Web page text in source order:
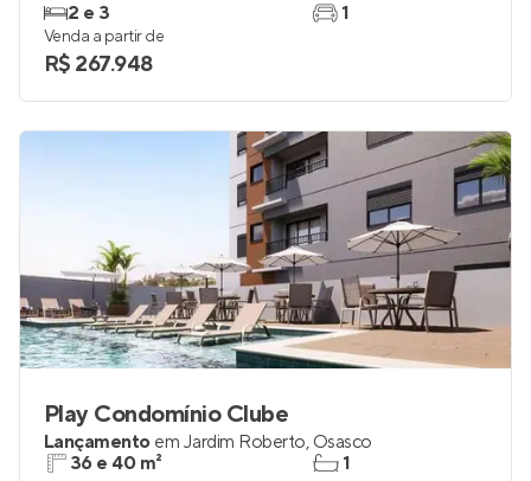
2 e 3
1
Venda a partir de
R$ 267.948
Play Condomínio Clube
Lançamento em Jardim Roberto, Osasco
36 e 40 m²
1